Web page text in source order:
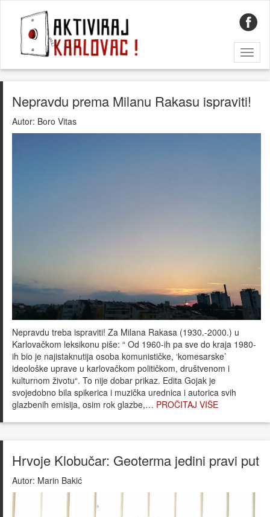
Nepravdu prema Milanu Rakasu ispraviti!
Autor: Boro Vitas
Nepravdu treba ispraviti! Za Milana Rakasa (1930.-2000.) u
Karlovačkom leksikonu piše: “ Od 1960-ih pa sve do kraja 1980-
ih bio je najistaknutija osoba komunističke, ‘komesarske’
ideološke uprave u karlovačkom političkom, društvenom i
kulturnom životu“. To nije dobar prikaz. Edita Gojak je
svojedobno bila spikerica i muzička urednica i autorica svih
glazbenih emisija, osim rok glazbe,… PROČITAJ VIŠE
Hrvoje Klobučar: Geoterma jedini pravi put
Autor: Marin Bakić